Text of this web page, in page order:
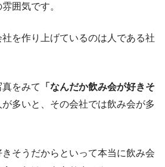
囲気です。
を作り上げているのは人である社
をみて
「なんだか飲み会が好きそ
が多いと、その会社では飲み会が多
そうだからといって本当に飲み会